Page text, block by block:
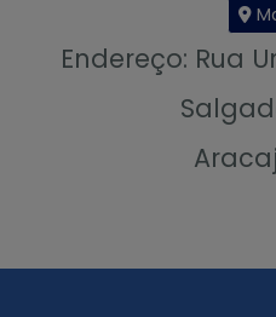
Endereço: Rua